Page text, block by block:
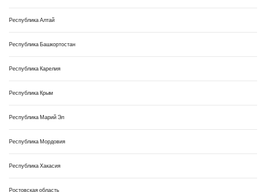
Республика Алтай
Республика Башкортостан
Республика Карелия
Республика Крым
Республика Марий Эл
Республика Мордовия
Республика Хакасия
Ростовская область